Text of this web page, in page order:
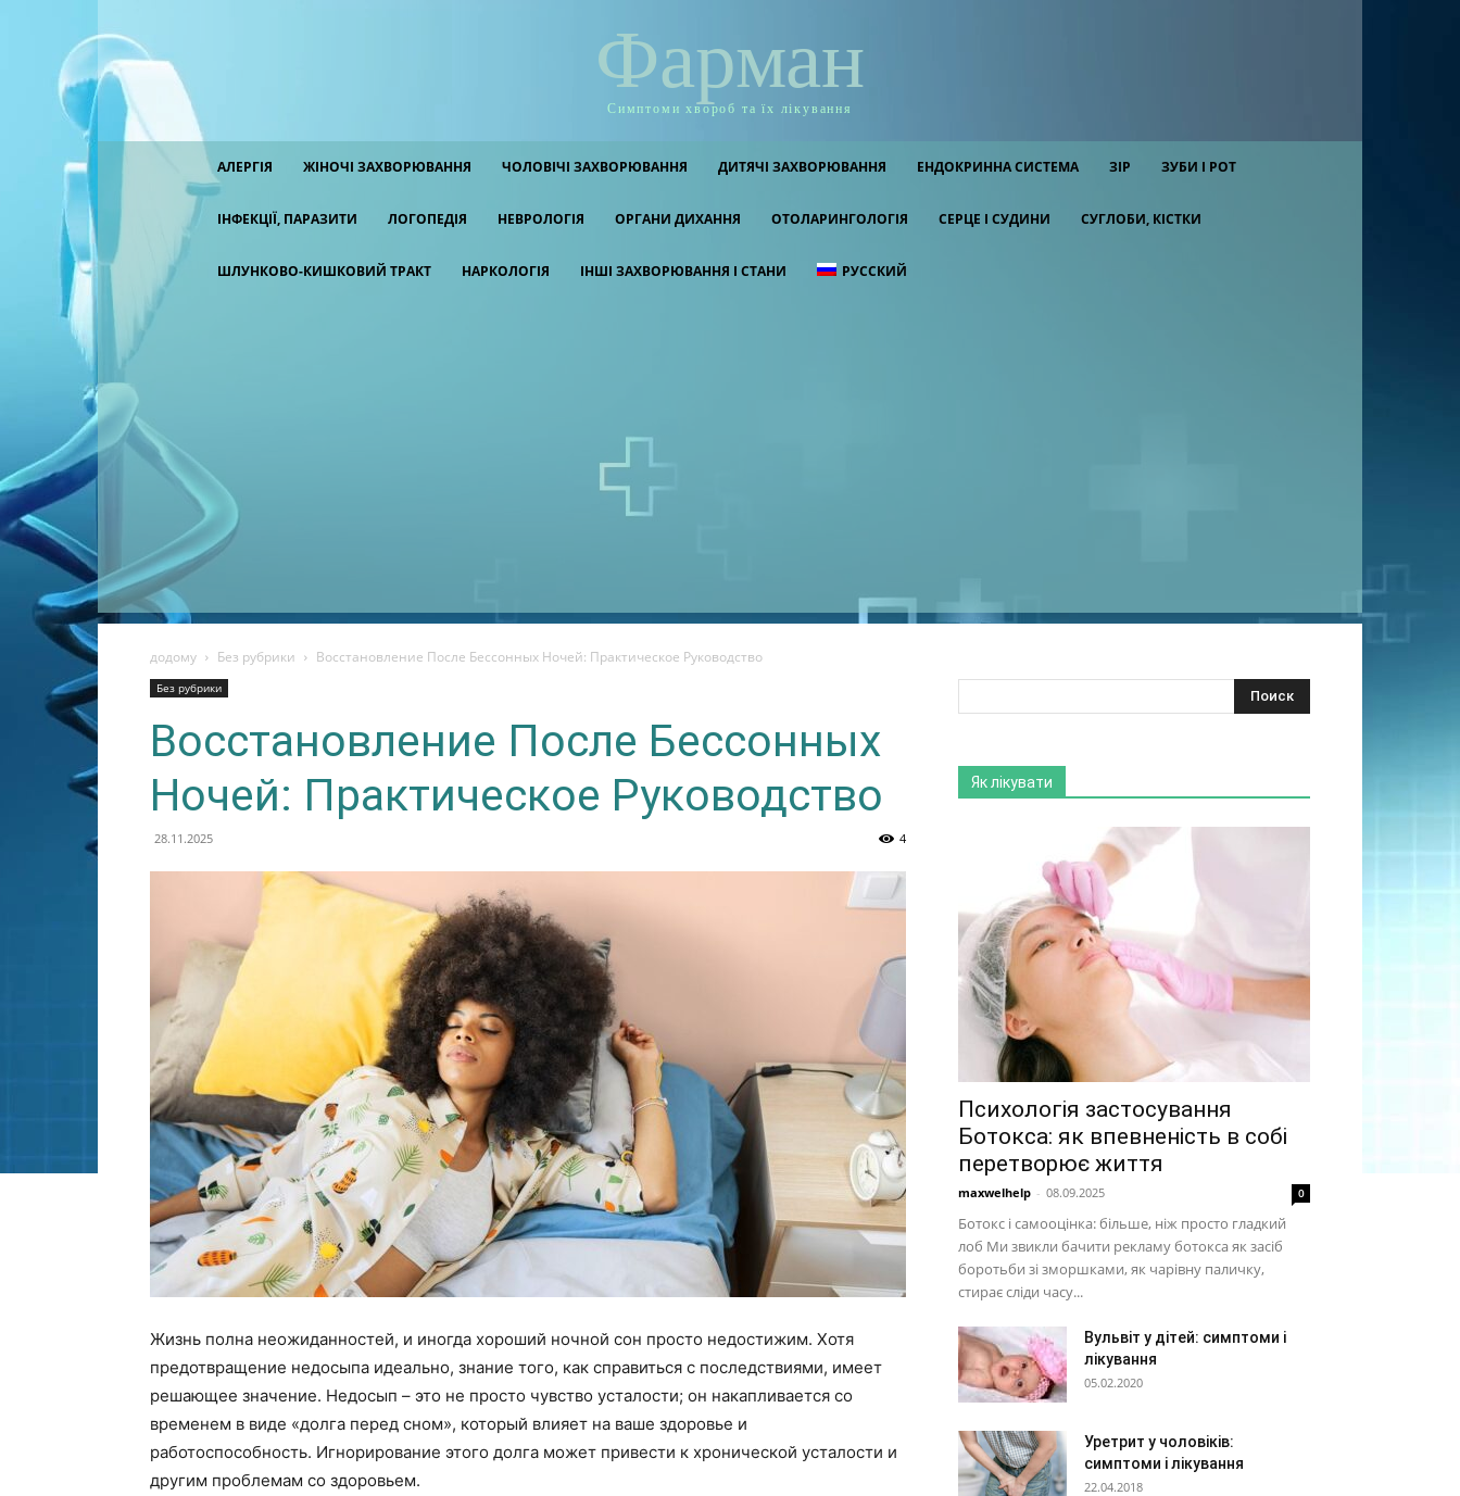
Фарман
Симптоми хвороб та їх лікування
АЛЕРГІЯ ЖІНОЧІ ЗАХВОРЮВАННЯ ЧОЛОВІЧІ ЗАХВОРЮВАННЯ ДИТЯЧІ ЗАХВОРЮВАННЯ ЕНДОКРИННА СИСТЕМА ЗІР ЗУБИ І РОТ
ІНФЕКЦІЇ, ПАРАЗИТИ ЛОГОПЕДІЯ НЕВРОЛОГІЯ ОРГАНИ ДИХАННЯ ОТОЛАРИНГОЛОГІЯ СЕРЦЕ І СУДИНИ СУГЛОБИ, КІСТКИ
ШЛУНКОВО-КИШКОВИЙ ТРАКТ НАРКОЛОГІЯ ІНШІ ЗАХВОРЮВАННЯ І СТАНИ РУССКИЙ
додому Без рубрики Восстановление После Бессонных Ночей: Практическое Руководство
Без рубрики
Восстановление После Бессонных
Ночей: Практическое Руководство
28.11.2025 4
Жизнь полна неожиданностей, и иногда хороший ночной сон просто недостижим. Хотя
предотвращение недосыпа идеально, знание того, как справиться с последствиями, имеет
решающее значение. Недосып – это не просто чувство усталости; он накапливается со
временем в виде «долга перед сном», который влияет на ваше здоровье и
работоспособность. Игнорирование этого долга может привести к хронической усталости и
другим проблемам со здоровьем.
Як лікувати
Психологія застосування
Ботокса: як впевненість в собі
перетворює життя
maxwelhelp - 08.09.2025 0
Ботокс і самооцінка: більше, ніж просто гладкий
лоб Ми звикли бачити рекламу ботокса як засіб
боротьби зі зморшками, як чарівну паличку,
стирає сліди часу...
Вульвіт у дітей: симптоми і
лікування
05.02.2020
Уретрит у чоловіків:
симптоми і лікування
22.04.2018